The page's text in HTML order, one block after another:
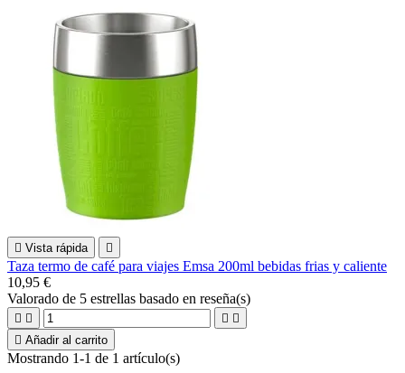
 Vista rápida 
Taza termo de café para viajes Emsa 200ml bebidas frias y caliente
10,95 €
Valorado de 5 estrellas basado en reseña(s)
   
 Añadir al carrito
Mostrando 1-1 de 1 artículo(s)